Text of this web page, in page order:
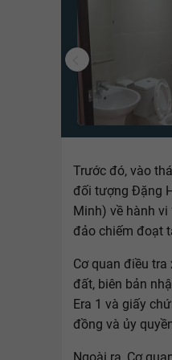
Trước đó, vào
đối tượng Đặng
Minh) về hành vi
đảo chiếm đoạt
Cơ quan điều
đất, biên bản
Era 1 và giấy
đồng và ủy